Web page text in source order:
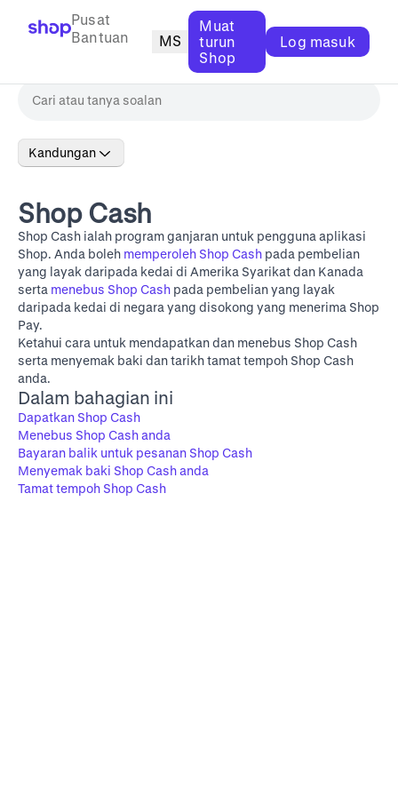
Pusat
Bantuan
MS
Muat
turun
Shop
Log masuk
Kandungan
Shop Cash
Shop Cash ialah program ganjaran untuk pengguna aplikasi
Shop. Anda boleh memperoleh Shop Cash pada pembelian
yang layak daripada kedai di Amerika Syarikat dan Kanada
serta menebus Shop Cash pada pembelian yang layak
daripada kedai di negara yang disokong yang menerima Shop
Pay.
Ketahui cara untuk mendapatkan dan menebus Shop Cash
serta menyemak baki dan tarikh tamat tempoh Shop Cash
anda.
Dalam bahagian ini
Dapatkan Shop Cash
Menebus Shop Cash anda
Bayaran balik untuk pesanan Shop Cash
Menyemak baki Shop Cash anda
Tamat tempoh Shop Cash